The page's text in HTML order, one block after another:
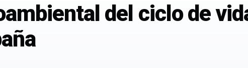
del ciclo de